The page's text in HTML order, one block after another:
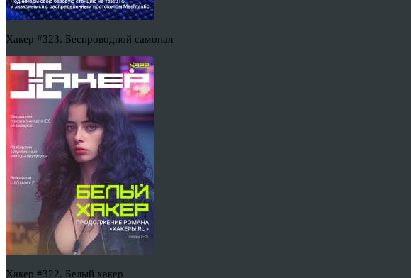
Хакер #323. Беспроводной самопал
Хакер #322. Белый хакер